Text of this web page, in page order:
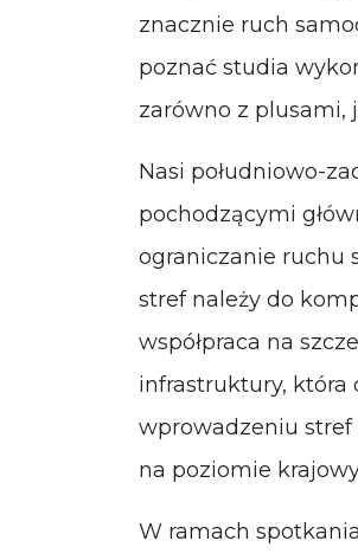
znacznie ruch
poznać studia
zarówno z
Nasi południowo-
pochodzącymi
ograniczanie ruchu
stref należy do
współpraca na
infrastruktury,
wprowadzeniu stref
na poziomie
W ramach